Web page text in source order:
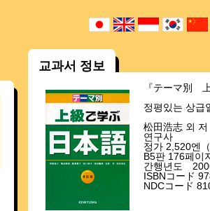
교과서 정보
『テーマ別
정평있는 상급
松田浩志 외 저
연구사
정가 2,520엔
B5판 176페이
간행년도
ISBNコード
NDCコード